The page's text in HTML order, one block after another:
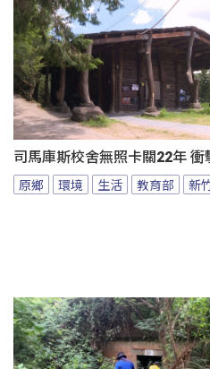
司馬庫斯校舍無照卡關22年 衝
原鄉 環境 生活 教育部 新